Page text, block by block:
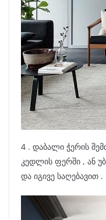
4 . დაბალი ჭერის
კედლის ფერში , ან
და იგივე საღებავით .